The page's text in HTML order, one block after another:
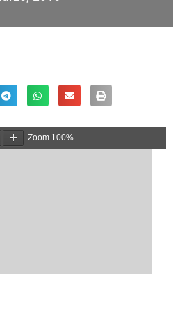
Zoom 100%